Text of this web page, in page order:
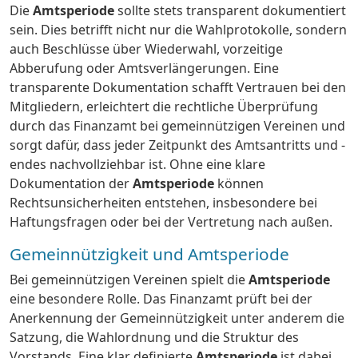
DieAmtsperiodesollte stets transparent dokumentiert
sein. Dies betrifft nicht nur die Wahlprotokolle, sondern
auch Beschlüsse über Wiederwahl, vorzeitige
Abberufung oder Amtsverlängerungen. Eine
transparente Dokumentation schafft Vertrauen bei den
Mitgliedern, erleichtert die rechtliche Überprüfung
durch das Finanzamt bei gemeinnützigen Vereinen und
sorgt dafür, dass jeder Zeitpunkt des Amtsantritts und -
endes nachvollziehbar ist. Ohne eine klare
Dokumentation derAmtsperiode können
Rechtsunsicherheiten entstehen, insbesondere bei
Haftungsfragen oder bei der Vertretung nach außen.
Gemeinnützigkeit und Amtsperiode
Bei gemeinnützigen Vereinen spielt dieAmtsperiode
eine besondere Rolle. Das Finanzamt prüft bei der
Anerkennung der Gemeinnützigkeit unter anderem die
Satzung, die Wahlordnung und die Struktur des